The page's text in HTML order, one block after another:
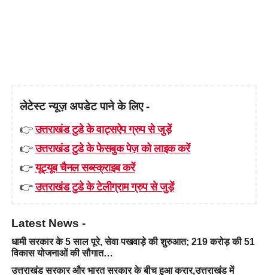
लेटेस्ट न्यूज़ अपडेट पाने के लिए -
👉उत्तराखंड टुडे के वाट्सऐप ग्रुप से जुड़ें
👉उत्तराखंड टुडे के फेसबुक पेज़ को लाइक करें
👉यूट्यूब चैनल सब्स्क्राइब करें
👉उत्तराखंड टुडे के टेलीग्राम ग्रुप से जुड़ें
Latest News -
धामी सरकार के 5 साल पूरे, सेवा पखवाड़े की शुरुआत; 219 करोड़ की 51
विकास योजनाओं की सौगात…
उत्तराखंड सरकार और भारत सरकार के बीच हुआ करार,उत्तराखंड में